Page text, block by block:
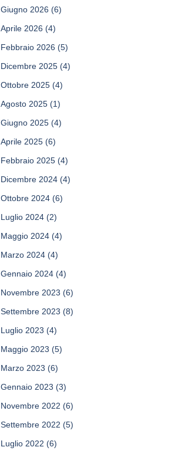
Giugno 2026 (6)
Aprile 2026 (4)
Febbraio 2026 (5)
Dicembre 2025 (4)
Ottobre 2025 (4)
Agosto 2025 (1)
Giugno 2025 (4)
Aprile 2025 (6)
Febbraio 2025 (4)
Dicembre 2024 (4)
Ottobre 2024 (6)
Luglio 2024 (2)
Maggio 2024 (4)
Marzo 2024 (4)
Gennaio 2024 (4)
Novembre 2023 (6)
Settembre 2023 (8)
Luglio 2023 (4)
Maggio 2023 (5)
Marzo 2023 (6)
Gennaio 2023 (3)
Novembre 2022 (6)
Settembre 2022 (5)
Luglio 2022 (6)